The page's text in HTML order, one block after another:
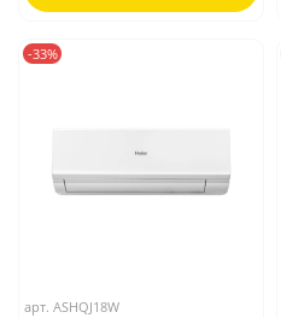
-33%
арт.ASHQJ18W